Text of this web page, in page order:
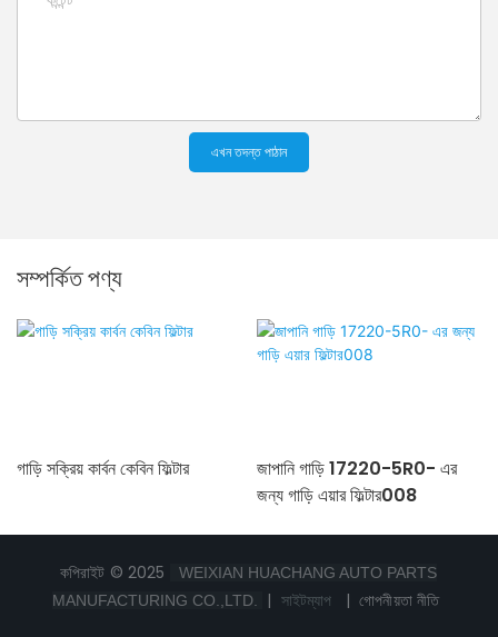
এখন তদন্ত পাঠান
সম্পর্কিত পণ্য
গাড়ি সক্রিয় কার্বন কেবিন ফিল্টার
জাপানি গাড়ি 17220-5R0- এর
জন্য গাড়ি এয়ার ফিল্টার008
কপিরাইট © 2025
WEIXIAN HUACHANG AUTO PARTS
MANUFACTURING CO.,LTD.
| সাইটম্যাপ | গোপনীয়তা নীতি